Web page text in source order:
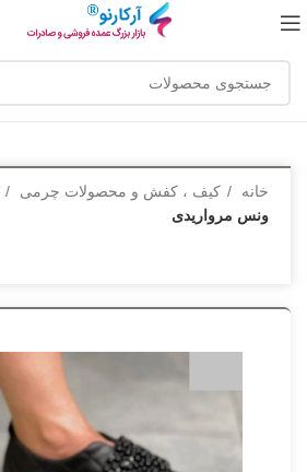
خانه کیف ، کفش و محصولات چرمی
ونس مرواریدی